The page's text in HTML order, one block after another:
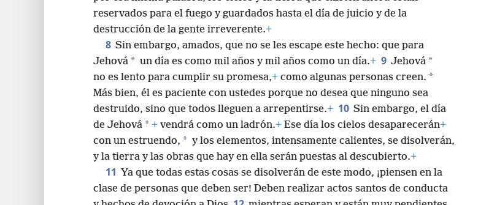
reservados para el fuego y guardados hasta el día de juicio y de la
destrucción de la gente irreverente.+
8 Sin embargo, amados, que no se les escape este hecho: que para
Jehová * un día es como mil años y mil años como un día.+ 9 Jehová *
no es lento para cumplir su promesa,+ como algunas personas creen. *
Más bien, él es paciente con ustedes porque no desea que ninguno sea
destruido, sino que todos lleguen a arrepentirse.+ 10 Sin embargo, el día
de Jehová * + vendrá como un ladrón.+ Ese día los cielos desaparecerán+
con un estruendo, * y los elementos, intensamente calientes, se disolverán,
y la tierra y las obras que hay en ella serán puestas al descubierto.+
11 Ya que todas estas cosas se disolverán de este modo, ¡piensen en la
clase de personas que deben ser! Deben realizar actos santos de conducta